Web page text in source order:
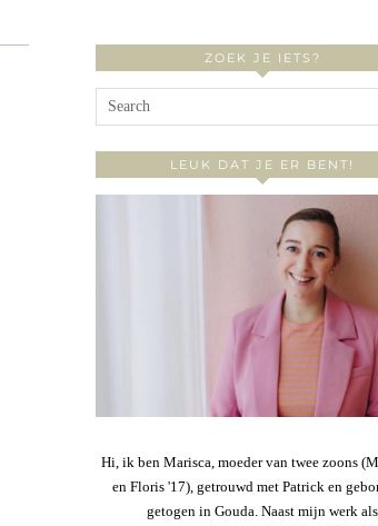
ZOEK JE IETS?
LEUK DAT JE ER BENT!
Hi, ik ben Marisca, moeder van twee zoons
en Floris '17), getrouwd met Patrick en
getogen in Gouda. Naast mijn werk als